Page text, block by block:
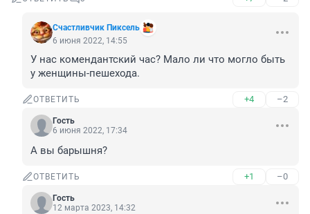
Счастливчик Пиксель
6 июня 2022, 14:55
У нас комендантский час? Мало ли что могло быть
у женщины-пешехода.
ОТВЕТИТЬ +4 –2
Гость
6 июня 2022, 17:34
А вы барышня?
ОТВЕТИТЬ +1 –0
Гость
12 марта 2023, 14:32